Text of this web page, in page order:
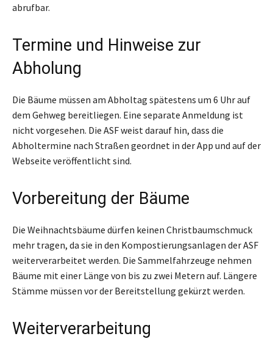
abrufbar.
Termine und Hinweise zur
Abholung
Die Bäume müssen am Abholtag spätestens um 6 Uhr auf
dem Gehweg bereitliegen. Eine separate Anmeldung ist
nicht vorgesehen. Die ASF weist darauf hin, dass die
Abholtermine nach Straßen geordnet in der App und auf der
Webseite veröffentlicht sind.
Vorbereitung der Bäume
Die Weihnachtsbäume dürfen keinen Christbaumschmuck
mehr tragen, da sie in den Kompostierungsanlagen der ASF
weiterverarbeitet werden. Die Sammelfahrzeuge nehmen
Bäume mit einer Länge von bis zu zwei Metern auf. Längere
Stämme müssen vor der Bereitstellung gekürzt werden.
Weiterverarbeitung